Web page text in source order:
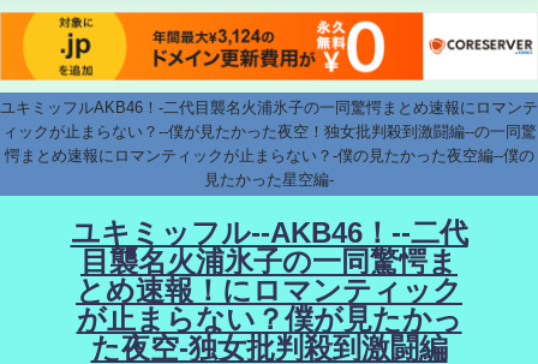
ユキミッフルAKB46！-二代目襲名火浦氷子の一同驚愕まとめ速報にロマンテ
ィックが止まらない？--僕が見たかった夜空！独女批判殺到激闘編--の一同驚
愕まとめ速報にロマンティックが止まらない？-僕の見たかった夜空編--僕の
見たかった星空編-
ユキミッフル--AKB46！--二代
目襲名火浦氷子の一同驚愕ま
とめ速報！にロマンティック
が止まらない？僕が見たかっ
た夜空-独女批判殺到激闘編